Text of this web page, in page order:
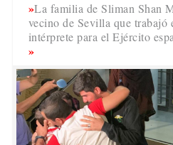
La familia de Sliman Shan
vecino de Sevilla que trabajó
intérprete para el Ejército